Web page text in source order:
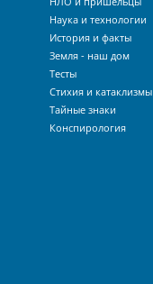
Наука и технологии
История и факты
Земля - наш дом
Тесты
Стихия и катаклизмы
Тайные знаки
Конспирология